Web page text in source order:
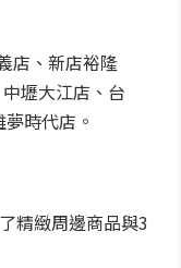
店、新店裕隆
壢大江店、台
時代店。
精緻周邊商品與3